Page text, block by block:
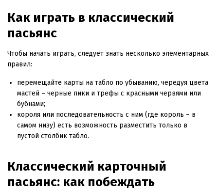
Как играть в классический
пасьянс
Чтобы начать играть, следует знать несколько элементарных
правил:
перемещайте карты на табло по убыванию, чередуя цвета
мастей – черные пики и трефы с красными червями или
бубнами;
короля или последовательность с ним (где король – в
самом низу) есть возможность разместить только в
пустой столбик табло.
Классический карточный
пасьянс: как побеждать